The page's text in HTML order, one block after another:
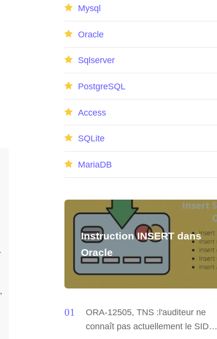
,
100,           90
Mysql
Oracle
Sqlserver
PostgreSQL
Access
SQLite
MariaDB
Instruction INSERT dans
Oracle
ORA-12505, TNS :l'auditeur ne
connaît pas actuellement le SID